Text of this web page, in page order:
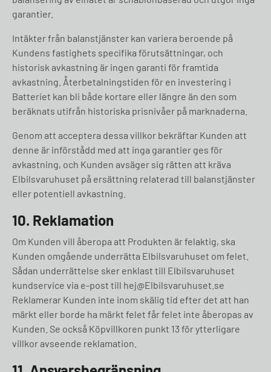
garantier.
Intäkter från balanstjänster kan variera beroende på
Kundens fastighets specifika förutsättningar, och
historisk avkastning är ingen garanti för framtida
avkastning. Återbetalningstiden för en investering i
Batteriet kan bli både kortare eller längre än den som
beräknats utifrån historiska prisnivåer på marknaderna.
Genom att acceptera dessa villkor bekräftar Kunden att
denne är införstådd med att inga garantier ges för
avkastning, och Kunden avsäger sig rätten att kräva
Elbilsvaruhuset på ersättning relaterad till balanstjänster
eller potentiell avkastning.
10. Reklamation
Om Kunden vill åberopa att Produkten är felaktig, ska
Kunden omgående underrätta Elbilsvaruhuset om felet.
Sådan underrättelse sker enklast till Elbilsvaruhuset
kundservice via e-post till hej@Elbilsvaruhuset.se
Reklamerar Kunden inte inom skälig tid efter det att han
märkt eller borde ha märkt felet får felet inte åberopas av
Kunden. Se också Köpvillkoren punkt 13 för ytterligare
villkor avseende reklamation.